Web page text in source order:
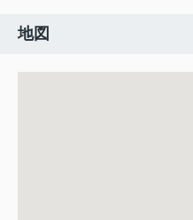
地図